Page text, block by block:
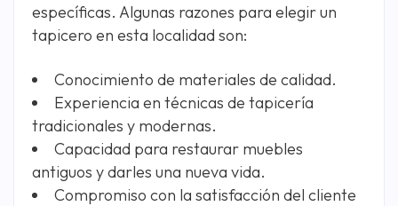
específicas. Algunas razones para elegir un
tapicero en esta localidad son:
Conocimiento de materiales de calidad.
Experiencia en técnicas de tapicería
tradicionales y modernas.
Capacidad para restaurar muebles
antiguos y darles una nueva vida.
Compromiso con la satisfacción del cliente